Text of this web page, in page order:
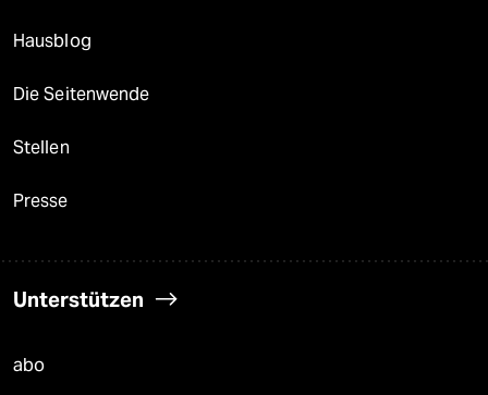
Hausblog
Die Seitenwende
Stellen
Presse
Unterstützen
abo